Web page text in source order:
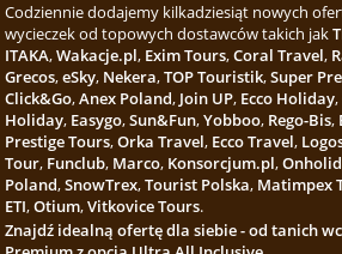
Codziennie dodajemy kilkadziesiąt nowych
wycieczek od topowych dostawców takich jak
ITAKA,Wakacje.pl, Exim Tours,Coral Travel,
Grecos,eSky, Nekera,TOP Touristik,Super
Click&Go,Anex Poland, Join UP, Ecco Holiday,
Holiday, Easygo,Sun&Fun,Yobboo, Rego-Bis,
Prestige Tours,Orka Travel, Ecco Travel,
Tour, Funclub, Marco, Konsorcjum.pl,
Poland,SnowTrex,Tourist Polska, Matimpex
ETI,Otium,Vitkovice Tours.
Znajdź idealną ofertę dla siebie - od tanich